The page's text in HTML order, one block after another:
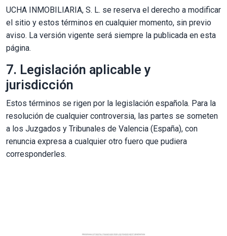
UCHA INMOBILIARIA, S. L. se reserva el derecho a modificar
el sitio y estos términos en cualquier momento, sin previo
aviso. La versión vigente será siempre la publicada en esta
página.
7. Legislación aplicable y
jurisdicción
Estos términos se rigen por la legislación española. Para la
resolución de cualquier controversia, las partes se someten
a los Juzgados y Tribunales de Valencia (España), con
renuncia expresa a cualquier otro fuero que pudiera
corresponderles.